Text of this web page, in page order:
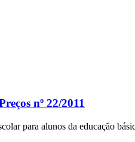
nº 22/2011
para alunos da educação